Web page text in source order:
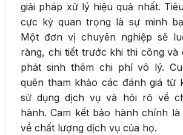
giải pháp xử lý hiệu quả nhất.
cực kỳ quan trọng là sự minh
Một đơn vị chuyên nghiệp sẽ
ràng, chi tiết trước khi thi công và
phát sinh thêm chi phí vô lý.
quên tham khảo các đánh giá từ
sử dụng dịch vụ và hỏi rõ về
hành. Cam kết bảo hành chính
về chất lượng dịch vụ của họ.